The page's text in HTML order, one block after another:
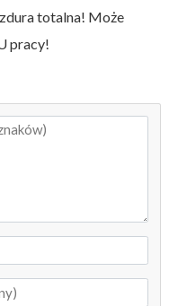
totalna! Może
pracy!